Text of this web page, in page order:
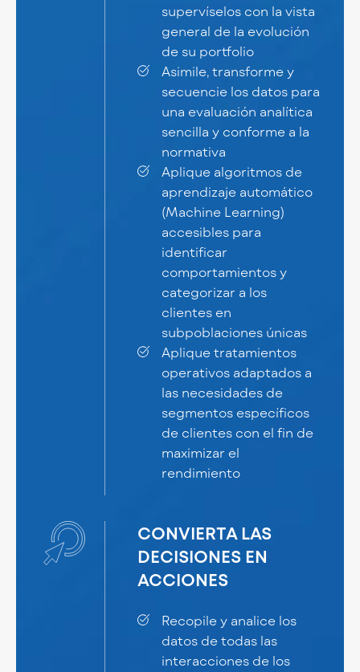
supervíselos con la vista
general de la evolución
de su portfolio
Asimile, transforme y
secuencie los datos para
una evaluación analítica
sencilla y conforme a la
normativa
Aplique algoritmos de
aprendizaje automático
(Machine Learning)
accesibles para
identificar
comportamientos y
categorizar a los
clientes en
subpoblaciones únicas
Aplique tratamientos
operativos adaptados a
las necesidades de
segmentos específicos
de clientes con el fin de
maximizar el
rendimiento
CONVIERTA LAS
DECISIONES EN
ACCIONES
Recopile y analice los
datos de todas las
interacciones de los